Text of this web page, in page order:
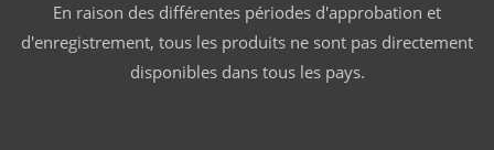
En raison des différentes périodes d'approbation et
d'enregistrement, tous les produits ne sont pas directement
disponibles dans tous les pays.